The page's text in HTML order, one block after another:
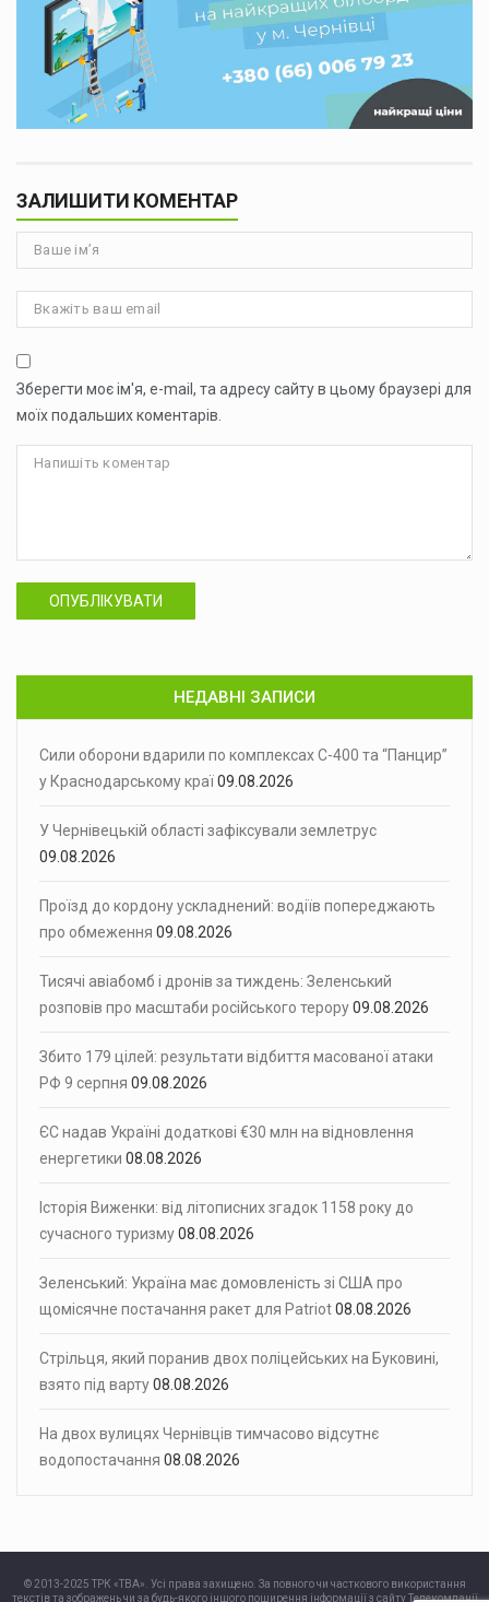
ЗАЛИШИТИ КОМЕНТАР
Зберегти моє ім'я, e-mail, та адресу сайту в цьому браузері для
моїх подальших коментарів.
ОПУБЛІКУВАТИ
НЕДАВНІ ЗАПИСИ
Сили оборони вдарили по комплексах С-400 та “Панцир”
у Краснодарському краї09.08.2026
У Чернівецькій області зафіксували землетрус
09.08.2026
Проїзд до кордону ускладнений: водіїв попереджають
про обмеження 09.08.2026
Тисячі авіабомб і дронів за тиждень: Зеленський
розповів про масштаби російського терору09.08.2026
Збито 179 цілей: результати відбиття масованої атаки
РФ 9 серпня 09.08.2026
ЄС надав Україні додаткові €30 млн на відновлення
енергетики 08.08.2026
Історія Виженки: від літописних згадок 1158 року до
сучасного туризму08.08.2026
Зеленський: Україна має домовленість зі США про
щомісячне постачання ракет для Patriot08.08.2026
Стрільця, який поранив двох поліцейських на Буковині,
взято під варту08.08.2026
На двох вулицях Чернівців тимчасово відсутнє
водопостачання 08.08.2026
© 2013-2025 ТРК «ТВА». Усі права захищено. За повного чи часткового використання
текстів та зображень чи за будь-якого іншого поширення інформації з сайту Телекомпанії